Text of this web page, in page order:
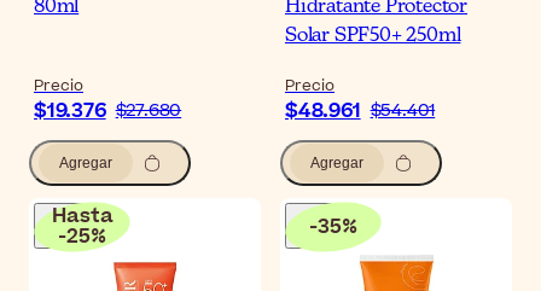
80ml
Precio
$19.376 $27.680
Agregar
Hidratante Protector
Solar SPF50+ 250ml
Precio
$48.961 $54.401
Agregar
Hasta
-25% -35%